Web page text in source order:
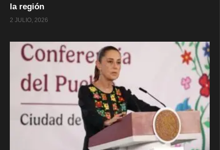
la región
2 JULIO, 2026